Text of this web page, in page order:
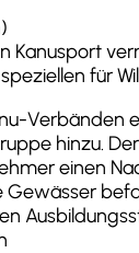
Kanusport
für
Verbänden
hinzu.
einen